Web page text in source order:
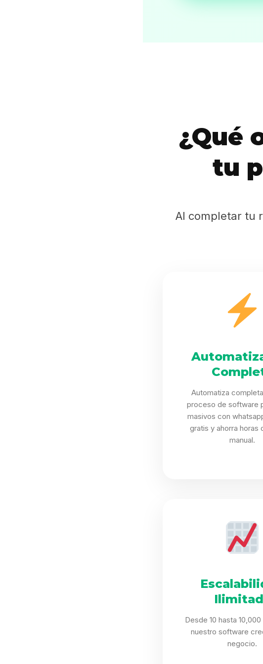
¿Qué
tu
Al completar tu
Automatiza
proceso de software
masivos con
gratis y ahorra horas
manual.
Desde 10 hasta
nuestro software
negocio.